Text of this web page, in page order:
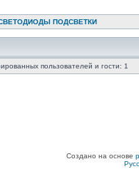
ПОДСВЕТКИ
пользователей и гости: 1
Создано на основе